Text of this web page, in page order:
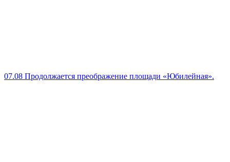
07.08 Продолжается преображение площади «Юбилейная».